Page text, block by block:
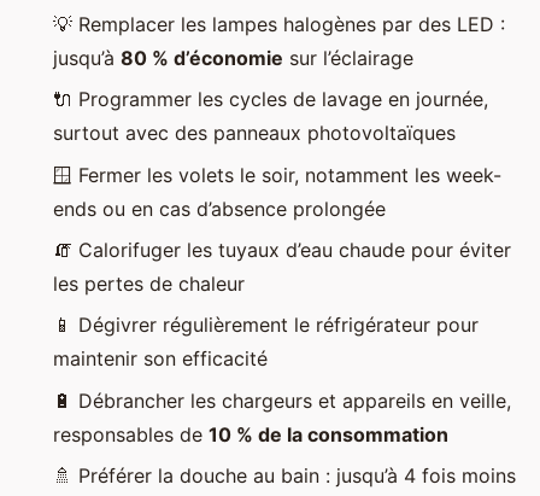
💡 Remplacer les lampes halogènes par des LED :
jusqu’à 80 % d’économie sur l’éclairage
🔌 Programmer les cycles de lavage en journée,
surtout avec des panneaux photovoltaïques
🪟 Fermer les volets le soir, notamment les week-
ends ou en cas d’absence prolongée
🧯 Calorifuger les tuyaux d’eau chaude pour éviter
les pertes de chaleur
📱 Dégivrer régulièrement le réfrigérateur pour
maintenir son efficacité
🔋 Débrancher les chargeurs et appareils en veille,
responsables de 10 % de la consommation
🚿 Préférer la douche au bain : jusqu’à 4 fois moins